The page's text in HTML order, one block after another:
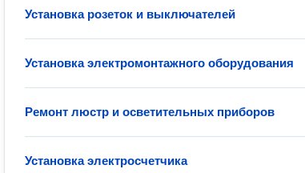
Установка розеток и выключателей
Установка электромонтажного оборудования
Ремонт люстр и осветительных приборов
Установка электросчетчика